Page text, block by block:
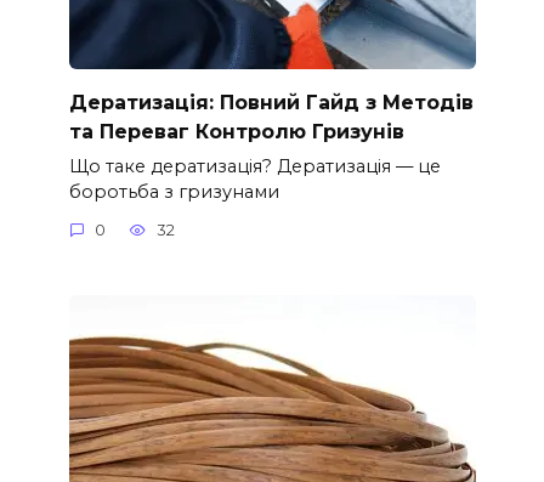
Дератизація: Повний Гайд з Методів
та Переваг Контролю Гризунів
Що таке дератизація? Дератизація — це
боротьба з гризунами
0 32